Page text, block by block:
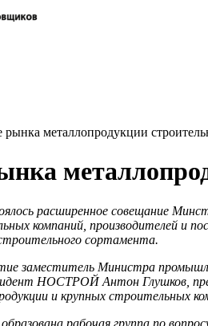
рынка металлопродукции
расширенное совещание
компаний, производителей и
сортамента.
заместитель Министра
НОСТРОЙ Антон Глушков,
и крупных строительных
рабочая группа по